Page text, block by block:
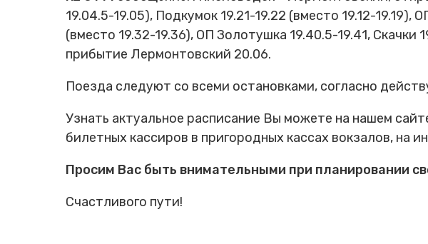
19.04.5-19.05), Подкумок 19.21-19.22 (вместо 19.12-19.19),
(вместо 19.32-19.36), ОП Золотушка 19.40.5-19.41, Скачки
прибытие Лермонтовский 20.06.
Поезда следуют со всеми остановками, согласно
Узнать актуальное расписание Вы можете на нашем
билетных кассиров в пригородных кассах вокзалов, на
Просим Вас быть внимательными при планировании
Счастливого пути!